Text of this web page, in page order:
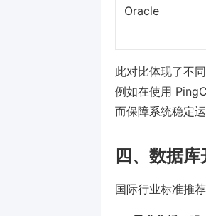
Oracle
此对比体现了不
例如在使用
而保障系统稳定
四、数据
国际行业标准推